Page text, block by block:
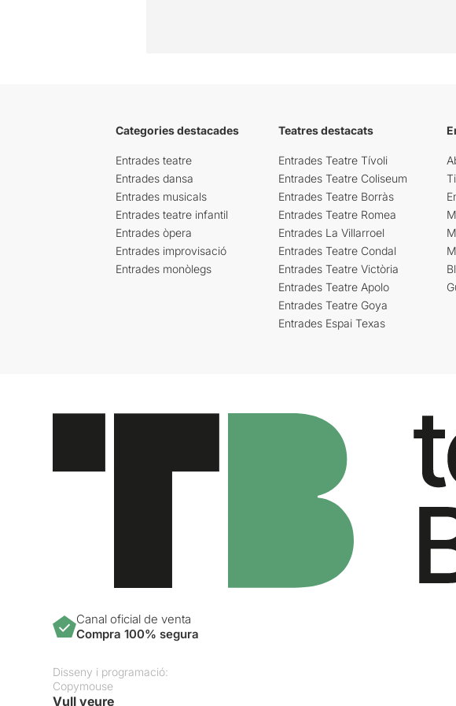
Categories destacades
Entrades teatre
Entrades dansa
Entrades musicals
Entrades teatre infantil
Entrades òpera
Entrades improvisació
Entrades monòlegs
Teatres destacats
Entrades Teatre Tívoli
Entrades Teatre Coliseum
Entrades Teatre Borràs
Entrades Teatre Romea
Entrades La Villarroel
Entrades Teatre Condal
Entrades Teatre Victòria
Entrades Teatre Apolo
Entrades Teatre Goya
Entrades Espai Texas
Canal oficial de venta
Compra 100% segura
Disseny i programació:
Copymouse
Vull veure